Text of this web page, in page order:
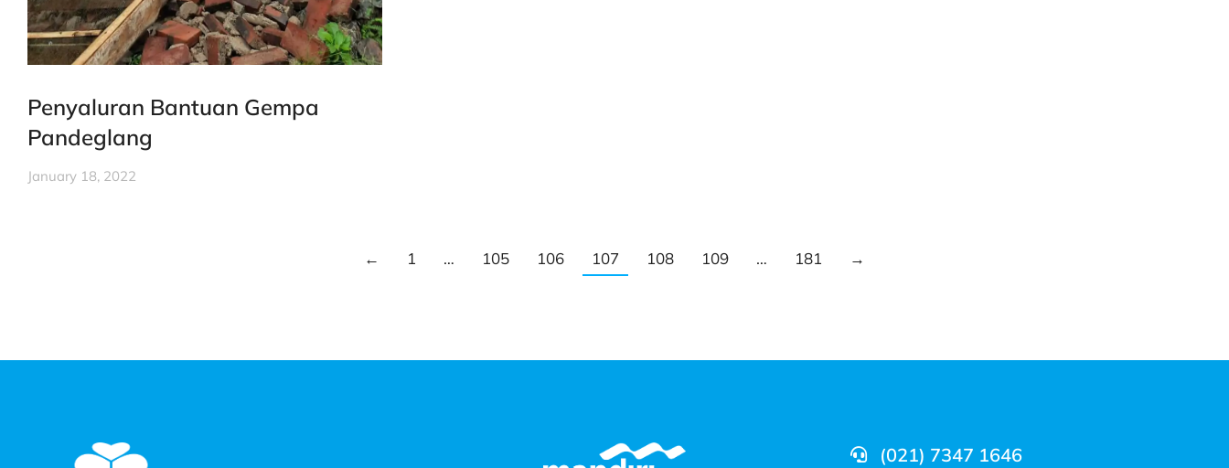
Penyaluran Bantuan Gempa
Pandeglang
January 18, 2022
← 1 … 105 106 107 108 109 … 181 →
(021) 7347 1646